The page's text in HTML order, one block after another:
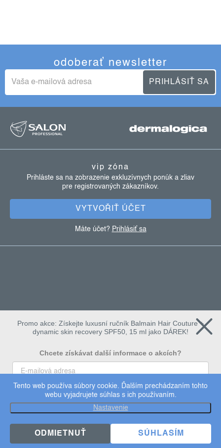
Tento web používa súbory cookie. Ďalším prechádzaním tohto
webu vyjadrujete súhlas s ich používaním.
Nastavenie
ODMIETNUŤ SÚHLASÍM
odoberať newsletter
PRIHLÁSIŤ SA
vip zóna
Prihláste sa na zobrazenie exkluzívnych ponúk a zliav
pre registrovaných zákazníkov.
VYTVOŘIŤ ÚČET
Máte účet? Prihlásiť sa
Copyright 2026dermalogica. Všetky práva vyhradené.
Upraviť nastavenie cookies
Užijte si 15% slevu
Promo akce: Získejte luxusní ručník Balmain Hair Couture +
dynamic skin recovery SPF50, 15 ml jako DÁREK!
Chcete získávat další informace o akcích?
To chci